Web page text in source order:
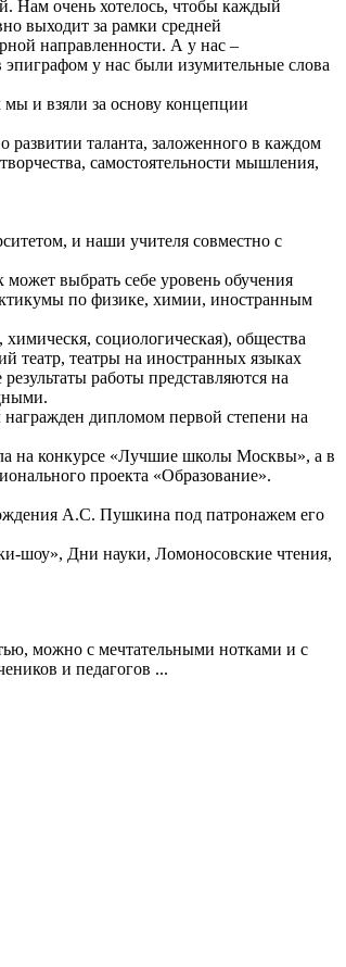
Нам очень хотелось, чтобы каждый
выходит за рамки средней
направленности. А у нас –
у нас были изумительные слова
и взяли за основу концепции
таланта, заложенного в каждом
самостоятельности мышления,
и наши учителя совместно с
выбрать себе уровень обучения
по физике, химии, иностранным
социологическая), общества
театр, театры на иностранных языках
работы представляются на
дипломом первой степени на
на конкурсе «Лучшие школы Москвы», а в
проекта «Образование».
А.С. Пушкина под патронажем его
шоу», Дни науки, Ломоносовские чтения,
можно с мечтательными нотками и с
и педагогов ...